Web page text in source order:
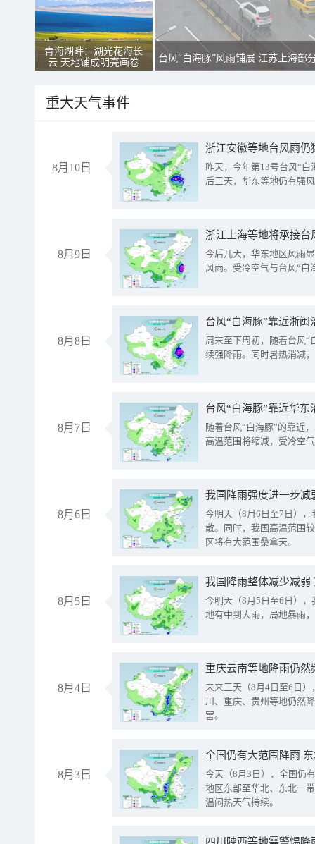
青海湖畔：湖光花海长
云 天地铺成明亮画卷
台风“白海豚”风雨铺展 江苏上海部
重大天气事件
8月10日
浙江安徽等地台风雨
昨天，今年第13号台风“
后三天，华东等地仍有强
8月9日
浙江上海等地将承接台
今后几天，华东地区风雨
风雨。受冷空气与台风“白
8月8日
台风“白海豚”靠近浙
周末至下周初，随着台风“
续强降雨。同时暑热消减
8月7日
台风“白海豚”靠近华
随着台风“白海豚”的靠近
高温范围将缩减，受冷空
8月6日
今明天（8月6日至7日）
散。同时，我国高温范围
区将有大范围桑拿天。
8月5日
我国降雨整体减少减弱
今明天（8月5日至6日）
地有中到大雨，局地暴雨
8月4日
重庆云南等地降雨仍然
未来三天（8月4日至6日
川、重庆、贵州等地仍然
害。
8月3日
全国仍有大范围降雨
今天（8月3日），全国仍
地区东部至华北、东北一
温闷热天气持续。